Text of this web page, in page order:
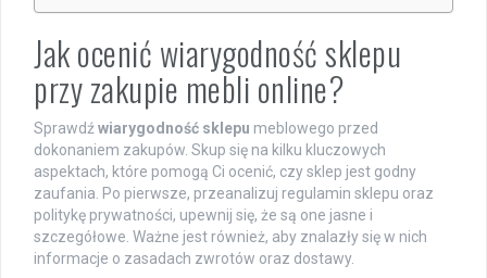
Jak ocenić wiarygodność sklepu
przy zakupie mebli online?
Sprawdź wiarygodność sklepu meblowego przed
dokonaniem zakupów. Skup się na kilku kluczowych
aspektach, które pomogą Ci ocenić, czy sklep jest godny
zaufania. Po pierwsze, przeanalizuj regulamin sklepu oraz
politykę prywatności, upewnij się, że są one jasne i
szczegółowe. Ważne jest również, aby znalazły się w nich
informacje o zasadach zwrotów oraz dostawy.